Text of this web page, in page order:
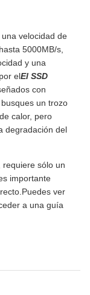
velocidad de
5000MB/s,
y una
elEl SSD
con
un trozo
calor, pero
degradación del
requiere sólo un
importante
ver
a una guía